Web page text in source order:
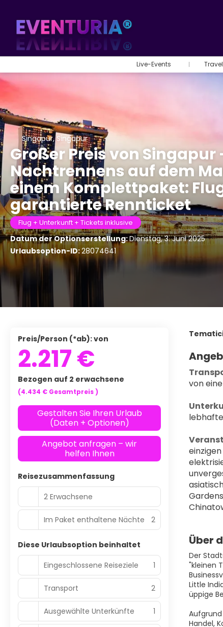
Live-Events
Singapur, Singapur
Großer Preis von Singapur
Nachtrennens auf dem
einem Komplettpaket:
garantierte Rennticket
Flug + Unterkunft + Tickets inklusive
Datum der Optionserstellung:Dienstag, 3. Juni 2025
Urlaubsoption-ID:28074641
von
Über
Der
"kleinen
Little
üppige
Handel,
Preis/Person (*ab): von
2.217 €
Bezogen auf 2 erwachsene
(4.434 € Gesamtpreis)
Gestalten Sie Ihren Urlaub
(Daten + Optionen)
Angebot anfragen – wir
helfen Ihnen
Reisezusammenfassung
2 Erwachsene
Im Paket enthaltene Nächte 2
Diese Urlaubsoption beinhaltet
Eingeschlossene Reiseziele
1
Transport 2
Ausgewählte Unterkünfte 1